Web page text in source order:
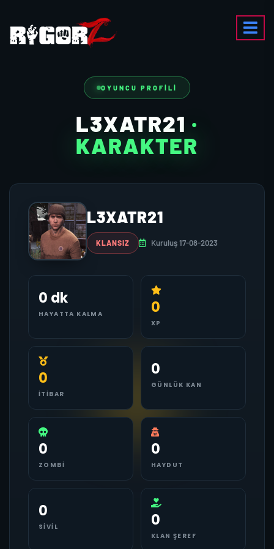
OYUNCU PROFILI
L3XATR21 ·
KARAKTER
L3XATR21
KLANSIZ Kuruluş 17-08-2023
0 dk
HAYATTA KALMA 0
XP
0
İTIBAR
0
GÜNLÜK KAN
0
ZOMBI
0
HAYDUT
0
SIVIL 0
KLAN ŞEREF